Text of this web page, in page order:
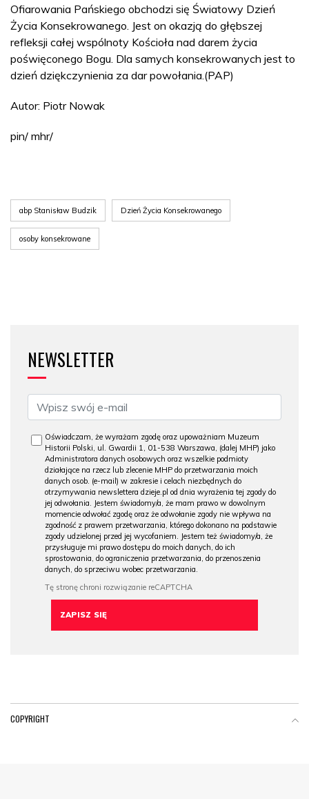
Ofiarowania Pańskiego obchodzi się Światowy Dzień
Życia Konsekrowanego. Jest on okazją do głębszej
refleksji całej wspólnoty Kościoła nad darem życia
poświęconego Bogu. Dla samych konsekrowanych jest to
dzień dziękczynienia za dar powołania.(PAP)
Autor: Piotr Nowak
pin/ mhr/
abp Stanisław Budzik Dzień Życia Konsekrowanego
osoby konsekrowane
NEWSLETTER
Oświadczam, że wyrażam zgodę oraz upoważniam Muzeum
Historii Polski, ul. Gwardii 1, 01-538 Warszawa, (dalej MHP) jako
Administratora danych osobowych oraz wszelkie podmioty
działające na rzecz lub zlecenie MHP do przetwarzania moich
danych osob. (e-mail) w zakresie i celach niezbędnych do
otrzymywania newslettera dzieje.pl od dnia wyrażenia tej zgody do
jej odwołania. Jestem świadomy/a, że mam prawo w dowolnym
momencie odwołać zgodę oraz że odwołanie zgody nie wpływa na
zgodność z prawem przetwarzania, którego dokonano na podstawie
zgody udzielonej przed jej wycofaniem. Jestem też świadomy/a, że
przysługuje mi prawo dostępu do moich danych, do ich
sprostowania, do ograniczenia przetwarzania, do przenoszenia
danych, do sprzeciwu wobec przetwarzania.
COPYRIGHT